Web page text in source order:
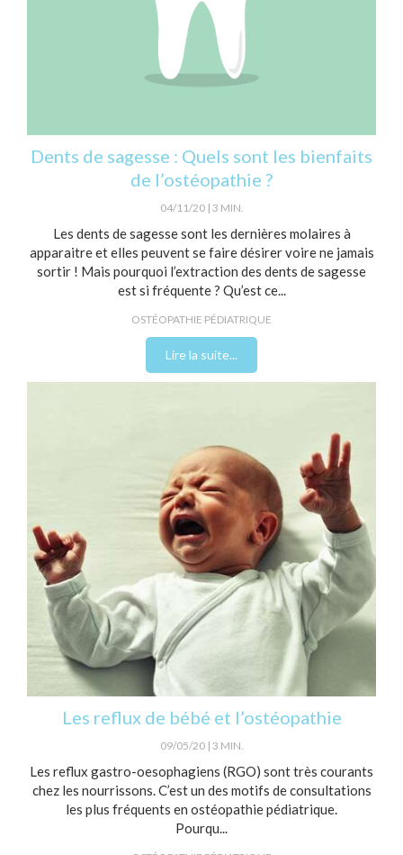
Dents de sagesse : Quels sont les bienfaits
de l’ostéopathie ?
04/11/20 3 MIN.
Les dents de sagesse sont les dernières molaires à
apparaitre et elles peuvent se faire désirer voire ne jamais
sortir ! Mais pourquoi l’extraction des dents de sagesse
est si fréquente ? Qu’est ce...
OSTÉOPATHIE PÉDIATRIQUE
Lire la suite...
Les reflux de bébé et l’ostéopathie
09/05/20 3 MIN.
Les reflux gastro-oesophagiens (RGO) sont très courants
chez les nourrissons. C’est un des motifs de consultations
les plus fréquents en ostéopathie pédiatrique.
Pourqu...